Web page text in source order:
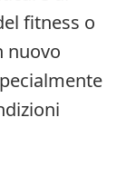
fitness o
nuovo